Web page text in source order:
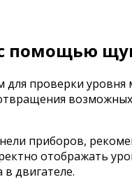
помощью
проверки
приборов,
отображать
двигателе.